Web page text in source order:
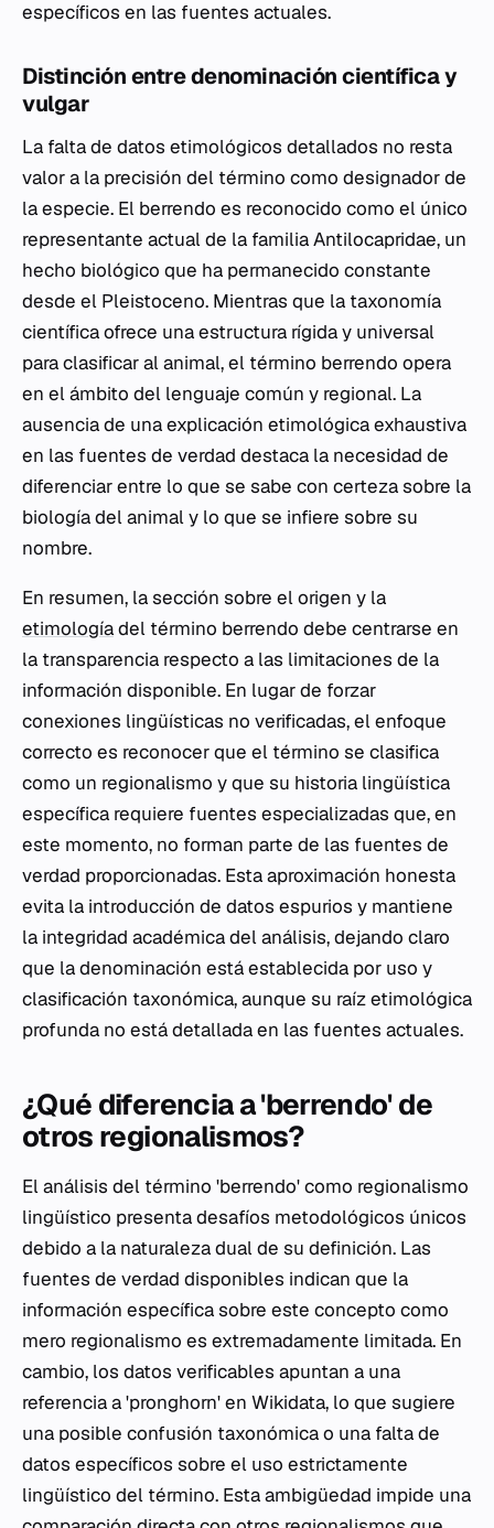
específicos en las fuentes actuales.
Distinción entre denominación científica y
vulgar
La falta de datos etimológicos detallados no resta
valor a la precisión del término como designador de
la especie. El berrendo es reconocido como el único
representante actual de la familia Antilocapridae, un
hecho biológico que ha permanecido constante
desde el Pleistoceno. Mientras que la taxonomía
científica ofrece una estructura rígida y universal
para clasificar al animal, el término berrendo opera
en el ámbito del lenguaje común y regional. La
ausencia de una explicación etimológica exhaustiva
en las fuentes de verdad destaca la necesidad de
diferenciar entre lo que se sabe con certeza sobre la
biología del animal y lo que se infiere sobre su
nombre.
En resumen, la sección sobre el origen y la
etimologíadel término berrendo debe centrarse en
la transparencia respecto a las limitaciones de la
información disponible. En lugar de forzar
conexiones lingüísticas no verificadas, el enfoque
correcto es reconocer que el término se clasifica
como un regionalismo y que su historia lingüística
específica requiere fuentes especializadas que, en
este momento, no forman parte de las fuentes de
verdad proporcionadas. Esta aproximación honesta
evita la introducción de datos espurios y mantiene
la integridad académica del análisis, dejando claro
que la denominación está establecida por uso y
clasificación taxonómica, aunque su raíz etimológica
profunda no está detallada en las fuentes actuales.
¿Qué diferencia a 'berrendo' de
otros regionalismos?
El análisis del término 'berrendo' como regionalismo
lingüístico presenta desafíos metodológicos únicos
debido a la naturaleza dual de su definición. Las
fuentes de verdad disponibles indican que la
información específica sobre este concepto como
mero regionalismo es extremadamente limitada. En
cambio, los datos verificables apuntan a una
referencia a 'pronghorn' en Wikidata, lo que sugiere
una posible confusión taxonómica o una falta de
datos específicos sobre el uso estrictamente
lingüístico del término. Esta ambigüedad impide una